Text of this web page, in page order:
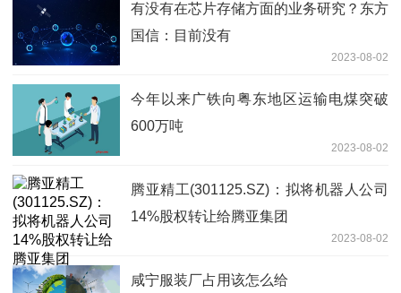
有没有在芯片存储方面的业务研究？东方
国信：目前没有
2023-08-02
今年以来广铁向粤东地区运输电煤突破
600万吨
2023-08-02
腾亚精工(301125.SZ)：拟将机器人公司
14%股权转让给腾亚集团
2023-08-02
咸宁服装厂占用该怎么给